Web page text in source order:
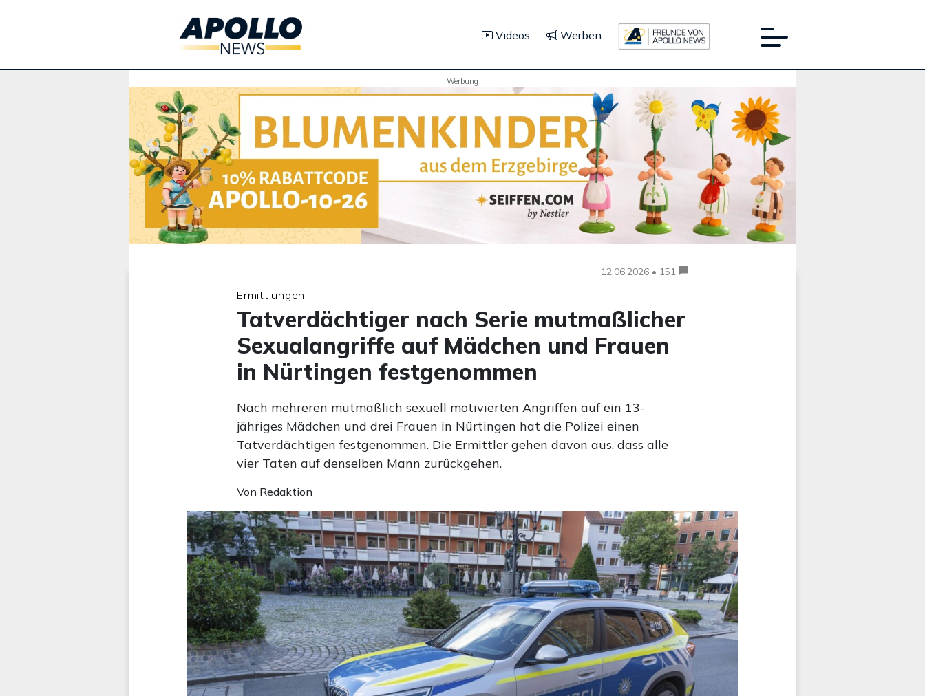
Videos Werben
Werbung
12.06.2026 • 151
Ermittlungen
Tatverdächtiger nach Serie mutmaßlicher
Sexualangriffe auf Mädchen und Frauen
in Nürtingen festgenommen
Nach mehreren mutmaßlich sexuell motivierten Angriffen auf ein 13-
jähriges Mädchen und drei Frauen in Nürtingen hat die Polizei einen
Tatverdächtigen festgenommen. Die Ermittler gehen davon aus, dass alle
vier Taten auf denselben Mann zurückgehen.
Von Redaktion